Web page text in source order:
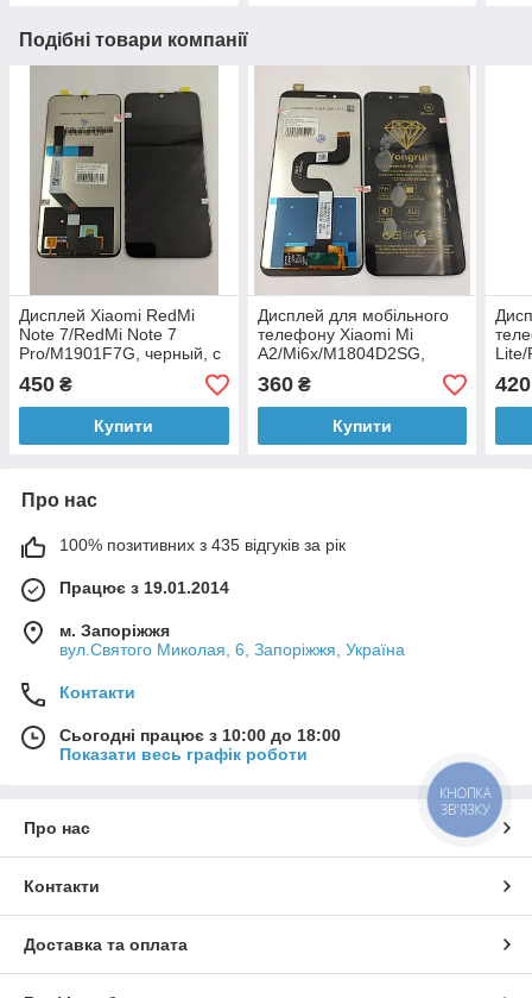
Подібні товари компанії
Дисплей Xiaomi RedMi
Note 7/RedMi Note 7
Pro/M1901F7G, черный, с
NEW
450 ₴
Купити
Дисплей для мобільного
телефону Xiaomi Mi
A2/Mi6x/M1804D2SG,
360₴
Купити
Lite/
420
Про нас
100% позитивних з 435 відгуків за рік
Працює з 19.01.2014
м. Запоріжжя
вул.Святого Миколая, 6, Запоріжжя, Україна
Контакти
Сьогодні працює з 10:00 до 18:00
Показати весь графік роботи
Про нас
Контакти
Доставка та оплата
КНОПКА
ЗВ'ЯЗКУ